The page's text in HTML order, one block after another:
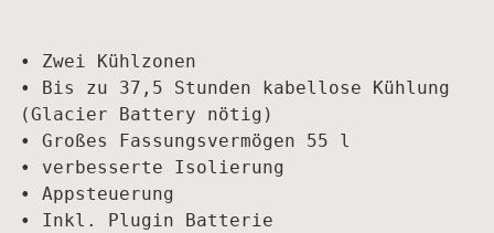
• Zwei Kühlzonen
• Bis zu 37,5 Stunden kabellose Kühlung
(Glacier Battery nötig)
• Großes Fassungsvermögen 55 l
• verbesserte Isolierung
• Appsteuerung
• Inkl. Plugin Batterie